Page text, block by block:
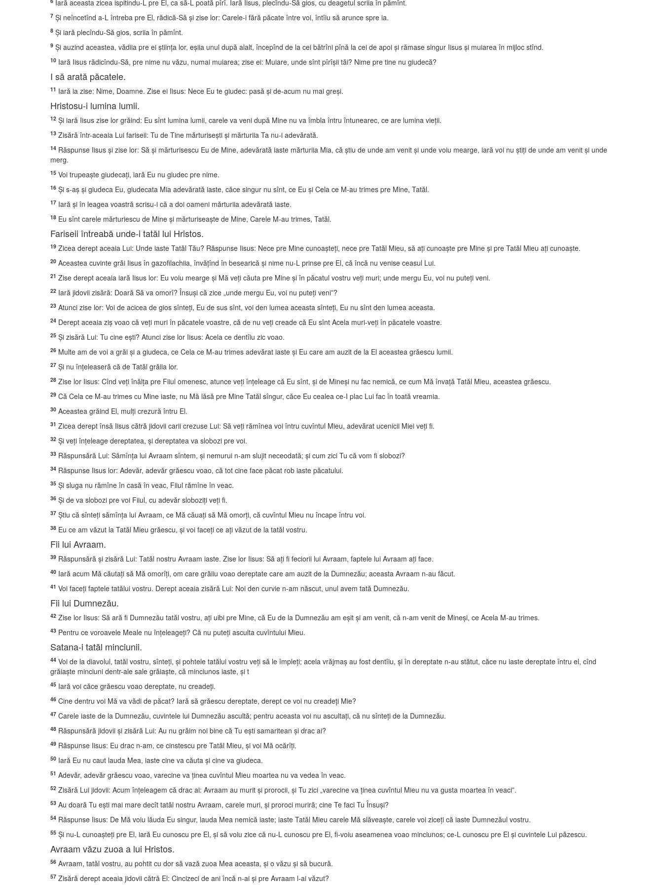
Iară aceasta zicea ispitindu-L pre El, ca să-L poată pîrî. Iară Iisus, plecîndu-Să gios, cu deagetul scriia în pămînt.
7 Şi neîncetînd a-L întreba pre El, rădică-Să şi zise lor: Carele-i fără păcate între voi, întîiu să arunce spre ia.
8 Şi iară plecîndu-Să gios, scriia în pămînt.
9 Şi auzind aceastea, vădiia pre ei ştiinţa lor, eşiia unul după alalt, începînd de la cei bătrîni pînă la cei de apoi şi rămase singur Iisus şi muiarea în mijloc stînd.
10 Iară Iisus rădicîndu-Să, pre nime nu văzu, numai muiarea; zise ei: Muiare, unde sînt pîrîşii tăi? Nime pre tine nu giudecă?
I să arată păcatele.
11 Iară ia zise: Nime, Doamne. Zise ei Iisus: Nece Eu te giudec: pasă şi de-acum nu mai greşi.
Hristosu-i lumina lumii.
12 Şi iară Iisus zise lor grăind: Eu sînt lumina lumii, carele va veni după Mine nu va îmbla întru întunearec, ce are lumina vieţii.
13 Zisără într-aceaia Lui fariseii: Tu de Tine mărturiseşti şi mărturiia Ta nu-i adevărată.
14 Răspunse Iisus şi zise lor: Să şi mărturisescu Eu de Mine, adevărată iaste mărturiia Mia, că ştiu de unde am venit şi unde voiu mearge, iară voi nu ştiţi de unde am venit şi unde
merg.
15 Voi trupeaşte giudecaţi, iară Eu nu giudec pre nime.
16 Şi s-aş şi giudeca Eu, giudecata Mia adevărată iaste, căce singur nu sînt, ce Eu şi Cela ce M-au trimes pre Mine, Tatăl.
17 Iară şi în leagea voastră scrisu-i că a doi oameni mărturiia adevărată iaste.
18 Eu sînt carele mărturiescu de Mine şi mărturiseaşte de Mine, Carele M-au trimes, Tatăl.
Fariseii întreabă unde-i tatăl lui Hristos.
19 Zicea derept aceaia Lui: Unde iaste Tatăl Tău? Răspunse Iisus: Nece pre Mine cunoaşteţi, nece pre Tatăl Mieu, să aţi cunoaşte pre Mine şi pre Tatăl Mieu aţi cunoaşte.
20 Aceastea cuvinte grăi Iisus în gazofilachiia, învăţînd în besearică şi nime nu-L prinse pre El, că încă nu venise ceasul Lui.
21 Zise derept aceaia iară Iisus lor: Eu voiu mearge şi Mă veţi căuta pre Mine şi în păcatul vostru veţi muri; unde mergu Eu, voi nu puteţi veni.
22 Iară jidovii zisără: Doară Să va omorî? Însuşi că zice „unde mergu Eu, voi nu puteţi veni”?
23 Atunci zise lor: Voi de acicea de gios sînteţi, Eu de sus sînt, voi den lumea aceasta sînteţi, Eu nu sînt den lumea aceasta.
24 Derept aceaia ziş voao că veţi muri în păcatele voastre, că de nu veţi creade că Eu sînt Acela muri-veţi în păcatele voastre.
25 Şi zisără Lui: Tu cine eşti? Atunci zise lor Iisus: Acela ce dentîiu zic voao.
26 Multe am de voi a grăi şi a giudeca, ce Cela ce M-au trimes adevărat iaste şi Eu care am auzit de la El aceastea grăescu lumii.
27 Şi nu înţeleaseră că de Tatăl grăiia lor.
28 Zise lor Iisus: Cînd veţi înălţa pre Fiiul omenesc, atunce veţi înţeleage că Eu sînt, şi de Mineşi nu fac nemică, ce cum Mă învaţă Tatăl Mieu, aceastea grăescu.
29 Că Cela ce M-au trimes cu Mine iaste, nu Mă lăsă pre Mine Tatăl sîngur, căce Eu cealea ce-I plac Lui fac în toată vreamia.
30 Aceastea grăind El, mulţi crezură întru El.
31 Zicea derept însă Iisus cătră jidovii carii crezuse Lui: Să veţi rămînea voi întru cuvîntul Mieu, adevărat ucenicii Miei veţi fi.
32 Şi veţi înţeleage dereptatea, şi dereptatea va slobozi pre voi.
33 Răspunsără Lui: Sămînţa lui Avraam sîntem, şi nemurui n-am slujit neceodată; şi cum zici Tu că vom fi slobozi?
34 Răspunse Iisus lor: Adevăr, adevăr grăescu voao, că tot cine face păcat rob iaste păcatului.
35 Şi sluga nu rămîne în casă în veac, Fiiul rămîne în veac.
36 Şi de va slobozi pre voi Fiiul, cu adevăr sloboziţi veţi fi.
37 Ştiu că sînteţi sămînţa lui Avraam, ce Mă căuaţi să Mă omorţi, că cuvîntul Mieu nu încape întru voi.
38 Eu ce am văzut la Tatăl Mieu grăescu, şi voi faceţi ce aţi văzut de la tatăl vostru.
Fii lui Avraam.
39 Răspunsără şi zisără Lui: Tatăl nostru Avraam iaste. Zise lor Iisus: Să aţi fi feciorii lui Avraam, faptele lui Avraam aţi face.
40 Iară acum Mă căutaţi să Mă omorîţi, om care grăiiu voao dereptate care am auzit de la Dumnezău; aceasta Avraam n-au făcut.
41 Voi faceţi faptele tatălui vostru. Derept aceaia zisără Lui: Noi den curvie n-am născut, unul avem tată Dumnezău.
Fii lui Dumnezău.
42 Zise lor Iisus: Să ară fi Dumnezău tatăl vostru, aţi uibi pre Mine, că Eu de la Dumnezău am eşit şi am venit, că n-am venit de Mineşi, ce Acela M-au trimes.
43 Pentru ce voroavele Meale nu înţeleageţi? Că nu puteţi asculta cuvîntului Mieu.
Satana-i tatăl minciunii.
44 Voi de la diavolul, tatăl vostru, sînteţi, şi pohtele tatălui vostru veţi să le împleţi; acela vrăjmaş au fost dentîiu, şi în dereptate n-au stătut, căce nu iaste dereptate întru el, cînd
grăiaşte minciuni dentr-ale sale grăiaşte, că minciunos iaste, şi t
45 Iară voi căce grăescu voao dereptate, nu creadeţi.
46 Cine dentru voi Mă va vădi de păcat? Iară să grăescu dereptate, derept ce voi nu creadeţi Mie?
47 Carele iaste de la Dumnezău, cuvintele lui Dumnezău ascultă; pentru aceasta voi nu ascultaţi, că nu sînteţi de la Dumnezău.
48 Răspunsără jidovii şi zisără Lui: Au nu grăim noi bine că Tu eşti samaritean şi drac ai?
49 Răspunse Iisus: Eu drac n-am, ce cinstescu pre Tatăl Mieu, şi voi Mă ocărîţi.
50 Iară Eu nu caut lauda Mea, iaste cine va căuta şi cine va giudeca.
51 Adevăr, adevăr grăescu voao, varecine va ţinea cuvîntul Mieu moartea nu va vedea în veac.
52 Zisără Lui jidovii: Acum înţeleagem că drac ai: Avraam au murit şi prorocii, şi Tu zici „varecine va ţinea cuvîntul Mieu nu va gusta moartea în veaci”.
53 Au doară Tu eşti mai mare decît tatăl nostru Avraam, carele muri, şi proroci muriră; cine Te faci Tu Însuşi?
54 Răspunse Iisus: De Mă voiu lăuda Eu singur, lauda Mea nemică iaste; iaste Tatăl Mieu carele Mă slăveaşte, carele voi ziceţi că iaste Dumnezăul vostru.
55 Şi nu-L cunoaşteţi pre El, iară Eu cunoscu pre El, şi să voiu zice că nu-L cunoscu pre El, fi-voiu aseamenea voao minciunos; ce-L cunoscu pre El şi cuvintele Lui păzescu.
Avraam văzu zuoa a lui Hristos.
56 Avraam, tatăl vostru, au pohtit cu dor să vază zuoa Mea aceasta, şi o văzu şi să bucură.
57 Zisără derept aceaia jidovii cătră El: Cincizeci de ani încă n-ai şi pre Avraam l-ai văzut?